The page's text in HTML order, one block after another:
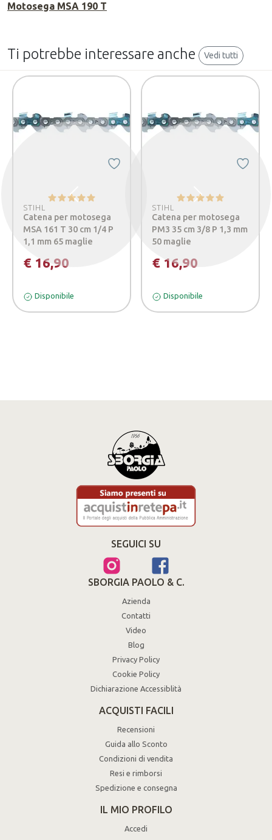
Motosega MSA 190 T
Ti potrebbe interessare anche Vedi tutti
STIHL
Catena per motosega
MSA 161 T 30 cm 1/4 P
1,1 mm 65 maglie
€ 16,90
Disponibile
STIHL
Catena per motosega
PM3 35 cm 3/8 P 1,3 mm
50 maglie
€ 16,90
Disponibile
Precedente Successivo
SEGUICI SU
SBORGIA PAOLO & C.
Azienda
Contatti
Video
Blog
Privacy Policy
Cookie Policy
Dichiarazione Accessiblità
ACQUISTI FACILI
Recensioni
Guida allo Sconto
Condizioni di vendita
Resi e rimborsi
Spedizione e consegna
IL MIO PROFILO
Accedi